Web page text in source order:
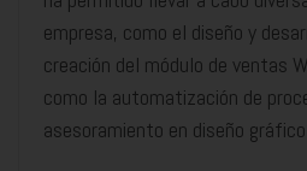
empresa, como el diseño y
creación del módulo de ventas
como la automatización de
asesoramiento en diseño